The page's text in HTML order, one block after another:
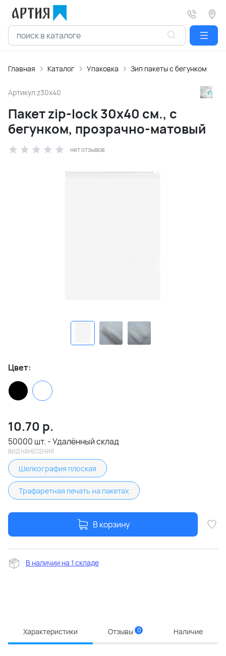
Главная Каталог Упаковка Зип пакеты с бегунком
Артикул z30x40
Пакет zip-lock 30х40 см., с
бегунком, прозрачно-матовый
нет отзывов
Цвет:
10.70 р.
50000 шт. - Удалённый склад
ВИД НАНЕСЕНИЯ
Шелкография плоская
Трафаретная печать на пакетах
В корзину
В наличии на 1 складе
Характеристики Отзывы 0 Наличие